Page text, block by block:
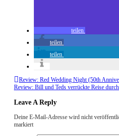
teilen
teilen
teilen
Review: Red Wedding Night (50th
Review: Bill und Teds verrückte Reise
Leave A Reply
Deine E-Mail-Adresse wird nicht
markiert